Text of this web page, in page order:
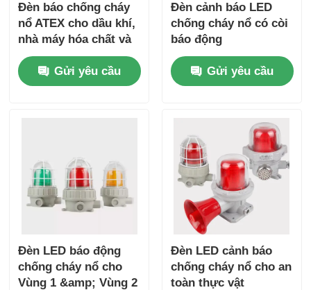
Đèn báo chống cháy
nổ ATEX cho dầu khí,
nhà máy hóa chất và
khu vực nguy hiểm
Gửi yêu cầu
Đèn cảnh báo LED
chống cháy nổ có còi
báo động
Gửi yêu cầu
Đèn LED báo động
chống cháy nổ cho
Vùng 1 &amp; Vùng 2
Đèn LED cảnh báo
chống cháy nổ cho an
toàn thực vật